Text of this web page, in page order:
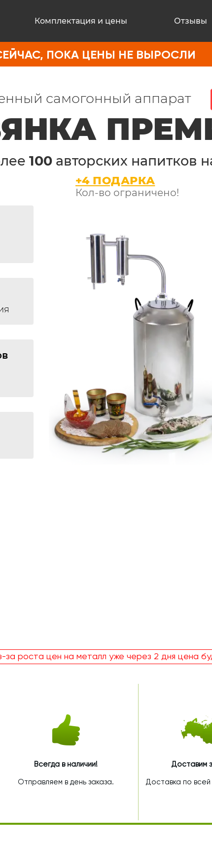
Комплектация и цены Отзывы
ЦЕНЫ НЕ ВЫРОСЛИ
самогонный аппарат
100 авторских напитков
+4 ПОДАРКА
Кол-во ограничено!
за роста цен на металл уже через 2 дня цена
Всегда в наличии!
Отправляем в день заказа.
Доставим
Доставка по всей